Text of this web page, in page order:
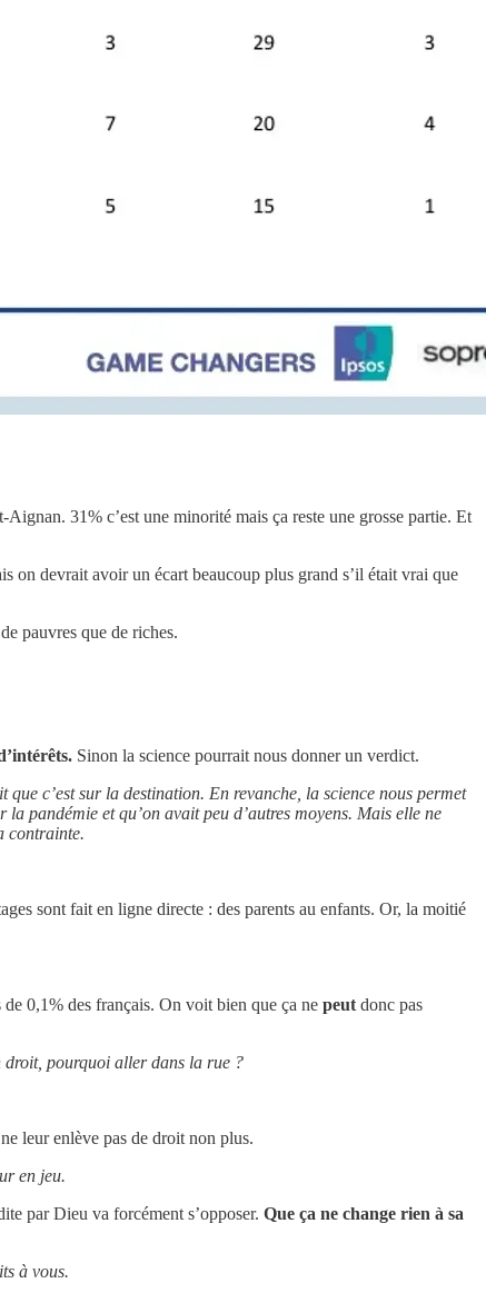
31% c’est une minorité mais ça reste une grosse partie. Et
on devrait avoir un écart beaucoup plus grand s’il était vrai que
pauvres que de riches.
Sinon la science pourrait nous donner un verdict.
c’est sur la destination. En revanche, la science nous permet
pandémie et qu’on avait peu d’autres moyens. Mais elle ne
contrainte.
sont fait en ligne directe : des parents au enfants. Or, la moitié
0,1% des français. On voit bien que ça ne peutdonc pas
droit, pourquoi aller dans la rue ?
leur enlève pas de droit non plus.
en jeu.
par Dieu va forcément s’opposer. Que ça ne change rien à sa
à vous.